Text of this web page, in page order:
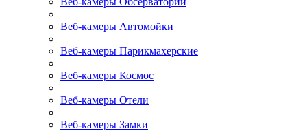
Веб-камеры Автомойки
Веб-камеры Парикмахерские
Веб-камеры Космос
Веб-камеры Отели
Веб-камеры Замки